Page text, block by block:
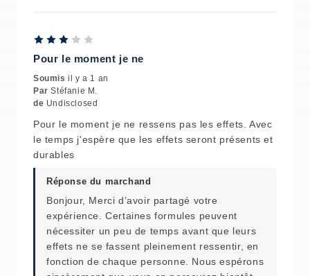
Pour le moment je ne
Soumisil y a 1 an
Par Stéfanie M.
de Undisclosed
Pour le moment je ne ressens pas les effets. Avec
le temps j'espère que les effets seront présents et
durables
Réponse du marchand
Bonjour, Merci d’avoir partagé votre
expérience. Certaines formules peuvent
nécessiter un peu de temps avant que leurs
effets ne se fassent pleinement ressentir, en
fonction de chaque personne. Nous espérons